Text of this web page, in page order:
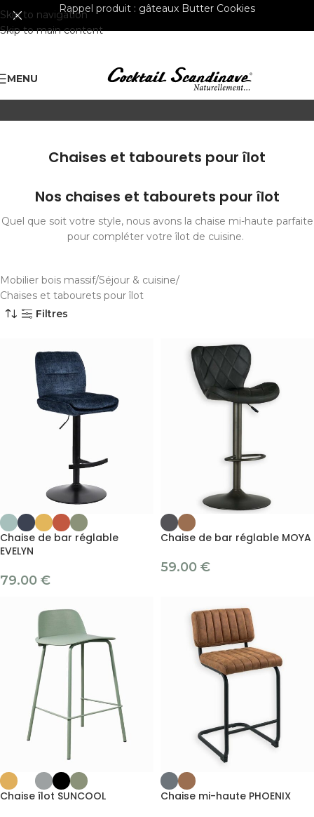
Skip to navigation
Skip to main content
Rappel produit : gâteaux Butter Cookies
MENU
Chaises et tabourets pour îlot
Nos chaises et tabourets pour îlot
Quel que soit votre style, nous avons la chaise mi-haute parfaite
pour compléter votre îlot de cuisine.
Mobilier bois massif Séjour & cuisine
Chaises et tabourets pour îlot
Filtres
Chaise de bar réglable
EVELYN
79.00 €
Chaise de bar réglable MOYA
59.00 €
Chaise îlot SUNCOOL Chaise mi-haute PHOENIX